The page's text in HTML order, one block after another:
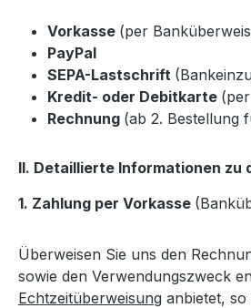
Vorkasse (per
PayPal
SEPA-Lastschrift
Kredit- oder Debitkarte
Rechnung (ab 2. Bestellung
II. Detaillierte Informationen zu
1. Zahlung per Vorkasse
Überweisen Sie uns den
sowie den Verwendungszweck
Echtzeitüberweisung anbietet,